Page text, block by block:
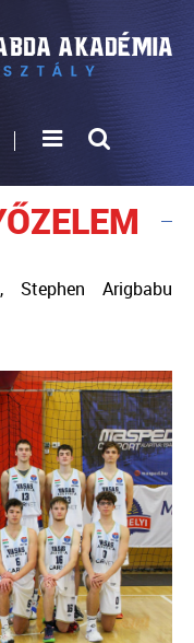
Stephen Arigbabu